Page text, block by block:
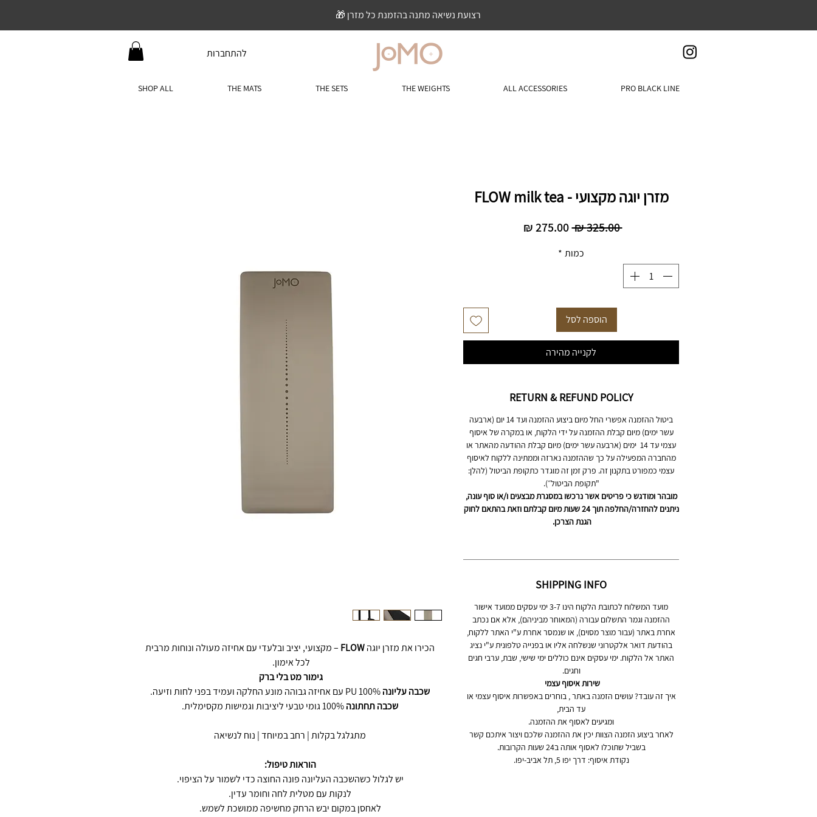
רצועת נשיאה מתנה בהזמנת כל מזרן 🎁
להתחברות
SHOP ALL THE MATS THE SETS THE WEIGHTS ALL ACCESSORIES PRO BLACK LINE
הכירו את מזרן יוגה
– מקצועי, יציב ובלעדי עם אחיזה מעולה ונוחות מרבית
לכל אימון.
גימור מט בלי ברק
שכבה עליונה
שכבה תחתונה
מתגלגל בקלות | רחב במיוחד | נוח לנשיאה
הוראות טיפול:
יש לגלול כשהשכבה העליונה פונה החוצה כדי לשמור על הציפוי.
לנקות עם מטלית לחה וחומר עדין.
לאחסן במקום יבש הרחק מחשיפה ממושכת לשמש.
מזרן יוגה מקצועי - FLOW milk tea
‏325.00 ‏₪
מחיר
‏275.00 ‏₪
כמות *
הוספה לסל
לקנייה מהירה
RETURN & REFUND POLICY
ביטול ההזמנה אפשרי החל מיום ביצוע ההזמנה ועד 14 יום (ארבעה
עשר ימים) מיום קבלת ההזמנה על ידי הלקוח, או במקרה של איסוף
עצמי עד 14 ימים (ארבעה עשר ימים) מיום קבלת ההודעה מהאתר או
מהחברה המפעילה על כך שההזמנה נארזה וממתינה ללקוח לאיסוף
עצמי כמפורט בתקנון זה. פרק זמן זה מוגדר כתקופת הביטול (להלן:
"תקופת הביטול״).
מובהר ומודגש כי פריטים אשר נרכשו במסגרת מבצעים ו/או סוף עונה,
ניתנים להחזרה/החלפה תוך 24 שעות מיום קבלתם וזאת בהתאם לחוק
הגנת הצרכן.
SHIPPING INFO
מועד המשלוח לכתובת הלקוח הינו 3-7 ימי עסקים ממועד אישור
ההזמנה וגמר התשלום עבורה (המאוחר מביניהם), אלא אם נכתב
אחרת באתר (עבור מוצר מסוים), או שנמסר אחרת ע"י האתר ללקוח,
בהודעת דואר אלקטרוני שנשלחה אליו או בפנייה טלפונית ע"י נציג
האתר אל הלקוח. ימי עסקים אינם כוללים ימי שישי, שבת, ערבי חגים
וחגים.
שירות איסוף עצמי
איך זה עובד? עושים הזמנה באתר , בוחרים באפשרות איסוף עצמי או
עד הבית,
ומגיעים לאסוף את ההזמנה.
לאחר ביצוע הזמנה הצוות יכין את ההזמנה שלכם ויצור איתכם קשר
בשביל שתוכלו לאסוף אותה ב24 שעות הקרובות.
נקודת איסוף: דרך יפו 5, תל אביב-יפו.